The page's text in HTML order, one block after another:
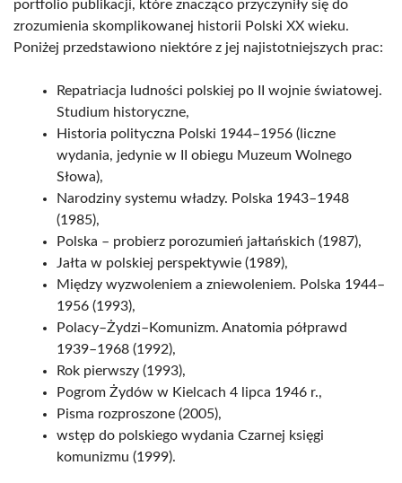
portfolio publikacji, które znacząco przyczyniły się do
zrozumienia skomplikowanej historii Polski XX wieku.
Poniżej przedstawiono niektóre z jej najistotniejszych prac:
Repatriacja ludności polskiej po II wojnie światowej.
Studium historyczne,
Historia polityczna Polski 1944–1956 (liczne
wydania, jedynie w II obiegu Muzeum Wolnego
Słowa),
Narodziny systemu władzy. Polska 1943–1948
(1985),
Polska – probierz porozumień jałtańskich (1987),
Jałta w polskiej perspektywie (1989),
Między wyzwoleniem a zniewoleniem. Polska 1944–
1956 (1993),
Polacy–Żydzi–Komunizm. Anatomia półprawd
1939–1968 (1992),
Rok pierwszy (1993),
Pogrom Żydów w Kielcach 4 lipca 1946 r.,
Pisma rozproszone (2005),
wstęp do polskiego wydania Czarnej księgi
komunizmu (1999).